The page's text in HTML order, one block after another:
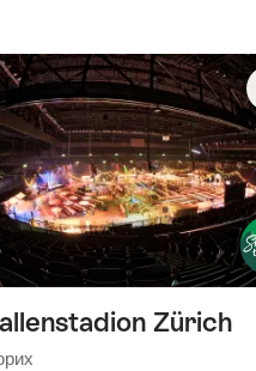
Zürich